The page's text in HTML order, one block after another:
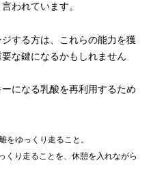
われています。
する方は、これらの能力を獲
な鍵になるかもしれません
になる乳酸を再利用するため
をゆっくり走ること。
くり走ることを、休憩を入れながら